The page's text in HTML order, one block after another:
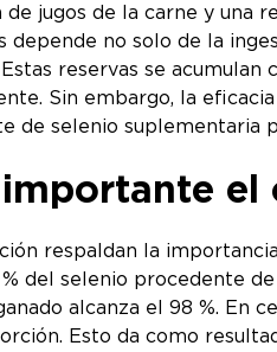
jugos de la carne y una
no solo de la
reservas se
Sin embargo, la
de selenio suplementaria
el
respaldan la
del selenio procedente
alcanza el 98 %. En
Esto da como